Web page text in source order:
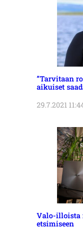
”Tarvitaan
aikuiset
29.7.2021
Valo-illoista
etsimiseen